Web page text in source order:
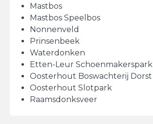
Mastbos
Mastbos Speelbos
Nonnenveld
Prinsenbeek
Waterdonken
Etten-Leur Schoenmakerspark
Oosterhout Boswachterij Dorst
Oosterhout Slotpark
Raamsdonksveer